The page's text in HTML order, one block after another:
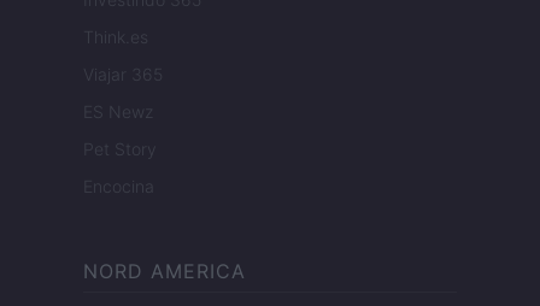
Think.es
Viajar 365
ES Newz
Pet Story
Encocina
NORD AMERICA